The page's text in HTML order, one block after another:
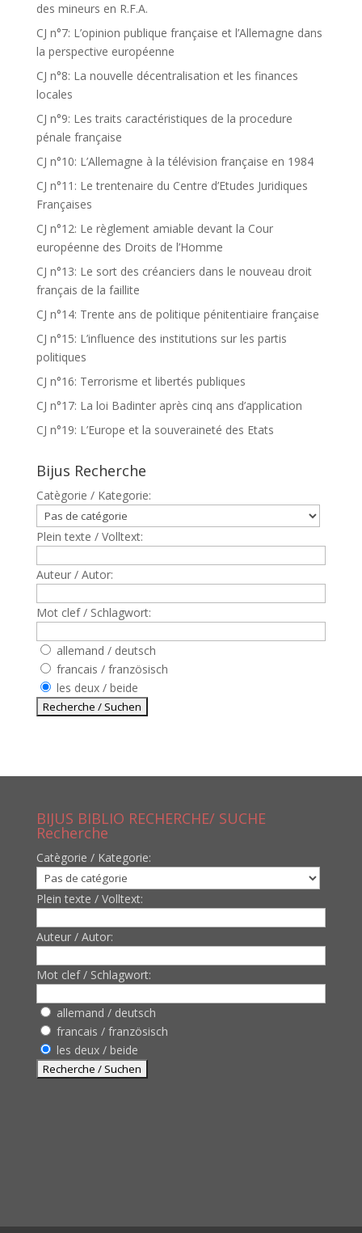
des mineurs en R.F.A.
CJ n°7: L’opinion publique française et l’Allemagne dans
la perspective européenne
CJ n°8: La nouvelle décentralisation et les finances
locales
CJ n°9: Les traits caractéristiques de la procedure
pénale française
CJ n°10: L’Allemagne à la télévision française en 1984
CJ n°11: Le trentenaire du Centre d’Etudes Juridiques
Françaises
CJ n°12: Le règlement amiable devant la Cour
européenne des Droits de l’Homme
CJ n°13: Le sort des créanciers dans le nouveau droit
français de la faillite
CJ n°14: Trente ans de politique pénitentiaire française
CJ n°15: L’influence des institutions sur les partis
politiques
CJ n°16: Terrorisme et libertés publiques
CJ n°17: La loi Badinter après cinq ans d’application
CJ n°19: L’Europe et la souveraineté des Etats
Bijus Recherche
Catègorie / Kategorie:
Plein texte / Volltext:
Auteur / Autor:
Mot clef / Schlagwort:
allemand / deutsch
francais / französisch
les deux / beide
BIJUS BIBLIO RECHERCHE/ SUCHE
Recherche
Catègorie / Kategorie:
Plein texte / Volltext:
Auteur / Autor:
Mot clef / Schlagwort:
allemand / deutsch
francais / französisch
les deux / beide